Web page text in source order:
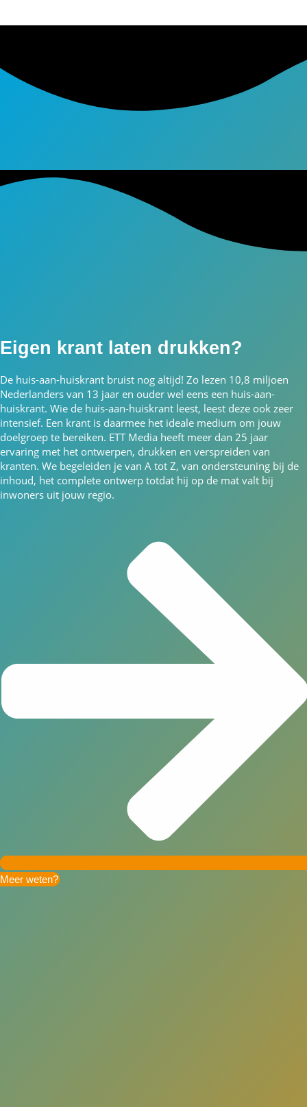
Eigen krant laten drukken?
De huis-aan-huiskrant bruist nog altijd! Zo lezen 10,8 miljoen
Nederlanders van 13 jaar en ouder wel eens een huis-aan-
huiskrant. Wie de huis-aan-huiskrant leest, leest deze ook zeer
intensief. Een krant is daarmee het ideale medium om jouw
doelgroep te bereiken. ETT Media heeft meer dan 25 jaar
ervaring met het ontwerpen, drukken en verspreiden van
kranten. We begeleiden je van A tot Z, van ondersteuning bij de
inhoud, het complete ontwerp totdat hij op de mat valt bij
inwoners uit jouw regio.
Meer weten?